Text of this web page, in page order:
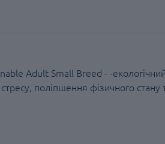
Adult Small Breed - -екологічний
поліпшення фізичного стану